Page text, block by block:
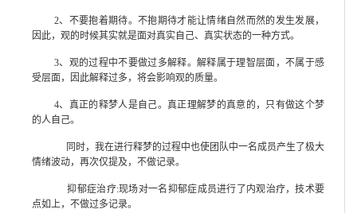
2、不要抱着期待。不抱期待才能让情绪自然而然的发生发展，
因此，观的时候其实就是面对真实自己、真实状态的一种方式。
3、观的过程中不要做过多解释。解释属于理智层面，不属于感
受层面，因此解释过多，将会影响观的质量。
4、真正的释梦人是自己。真正理解梦的真意的，只有做这个梦
的人自己。
同时，我在进行释梦的过程中也使团队中一名成员产生了极大
情绪波动，再次仅提及，不做记录。
抑郁症治疗:现场对一名抑郁症成员进行了内观治疗，技术要
点如上，不做过多记录。